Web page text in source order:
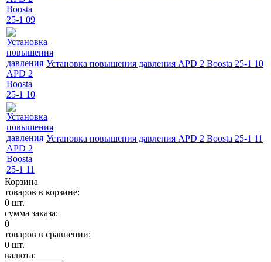
Установка повышения давления APD 2 Boosta 25-1 10
Установка повышения давления APD 2 Boosta 25-1 11
Корзина
товаров в корзине:
0 шт.
сумма заказа:
0
товаров в сравнении:
0 шт.
валюта: